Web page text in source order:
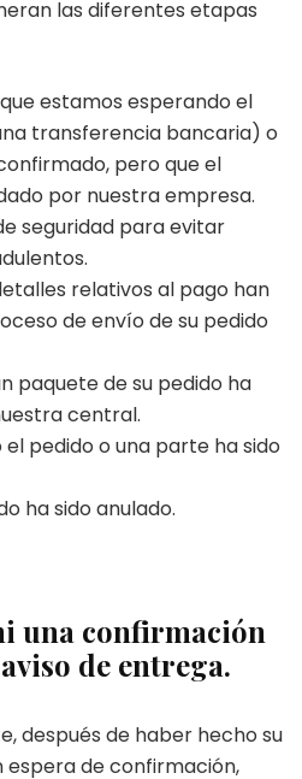
las diferentes etapas
estamos esperando el
transferencia bancaria) o
pero que el
por nuestra empresa.
seguridad para evitar
relativos al pago han
de envío de su pedido
paquete de su pedido ha
central.
el pedido o una parte ha sido
ha sido anulado.
una confirmación
de entrega.
después de haber hecho su
espera de confirmación,